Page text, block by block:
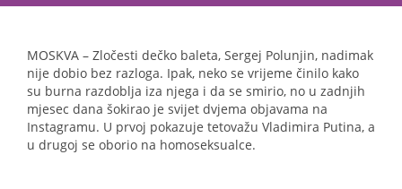
MOSKVA – Zločesti dečko baleta, Sergej Polunjin, nadimak
nije dobio bez razloga. Ipak, neko se vrijeme činilo kako
su burna razdoblja iza njega i da se smirio, no u zadnjih
mjesec dana šokirao je svijet dvjema objavama na
Instagramu. U prvoj pokazuje tetovažu Vladimira Putina, a
u drugoj se oborio na homoseksualce.